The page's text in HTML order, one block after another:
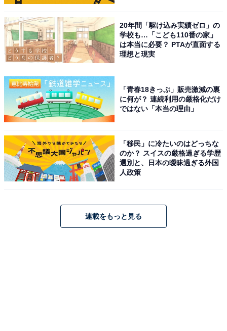
20年間「駆け込み実績ゼロ」の
学校も…「こども110番の家」
は本当に必要？ PTAが直面する
理想と現実
「青春18きっぷ」販売激減の裏
に何が？ 連続利用の厳格化だけ
ではない「本当の理由」
「移民」に冷たいのはどっちな
のか？ スイスの厳格過ぎる学歴
選別と、日本の曖昧過ぎる外国
人政策
連載をもっと見る